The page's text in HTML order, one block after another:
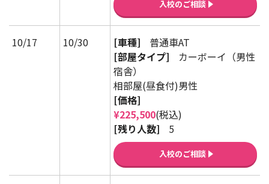
入校のご相談
10/17 10/30 [車種]
普通車AT
[部屋タイプ]
カーボーイ（男性
宿舎）
相部屋(昼食付)男性
[価格]
¥225,500(税込)
[残り人数]
5
入校のご相談